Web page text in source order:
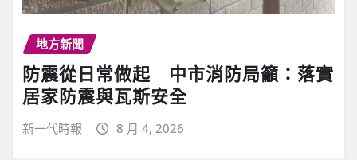
地方新聞
防震從日常做起 中市消防局籲：落實
居家防震與瓦斯安全
新一代時報 8 月 4, 2026